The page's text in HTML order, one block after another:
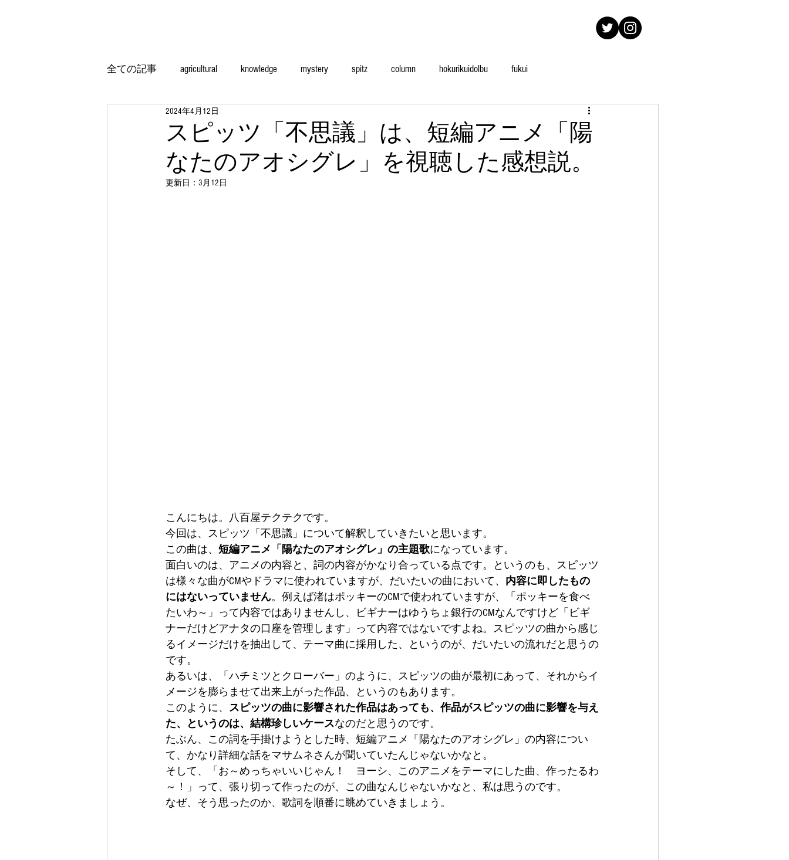
全ての記事 agricultural knowledge mystery spitz column hokurikuidolbu fukui
スピッツ「不思議」は、短編アニメ「陽
なたのアオシグレ」を視聴した感想説。
2024年4月12日
更新日： 3月12日
こんにちは。八百屋テクテクです。
今回は、スピッツ「不思議」について解釈していきたいと思います。
この曲は、 短編アニメ「陽なたのアオシグレ」の主題歌になっています。
面白いのは、アニメの内容と、詞の内容がかなり合っている点です。というのも、スピッツ
は様々な曲がCMやドラマに使われていますが、だいたいの曲において、 内容に即したもの
にはないっていません。例えば渚はポッキーのCMで使われていますが、「ポッキーを食べ
たいわ～」って内容ではありませんし、ビギナーはゆうちょ銀行のCMなんですけど「ビギ
ナーだけどアナタの口座を管理します」って内容ではないですよね。スピッツの曲から感じ
るイメージだけを抽出して、テーマ曲に採用した、というのが、だいたいの流れだと思うの
です。
あるいは、「ハチミツとクローバー」のように、スピッツの曲が最初にあって、それからイ
メージを膨らませて出来上がった作品、というのもあります。
このように、 スピッツの曲に影響された作品はあっても、作品がスピッツの曲に影響を与え
た、というのは、結構珍しいケースなのだと思うのです。
たぶん、この詞を手掛けようとした時、短編アニメ「陽なたのアオシグレ」の内容につい
て、かなり詳細な話をマサムネさんが聞いていたんじゃないかなと。
そして、「お～めっちゃいいじゃん！　ヨーシ、このアニメをテーマにした曲、作ったるわ
～！」って、張り切って作ったのが、この曲なんじゃないかなと、私は思うのです。
なぜ、そう思ったのか、歌詞を順番に眺めていきましょう。